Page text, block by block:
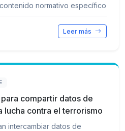
normativo específico
Leer más
compartir datos de
lucha contra el terrorismo
intercambiar datos de